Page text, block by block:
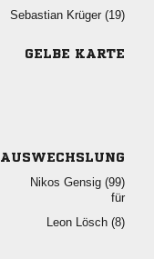
  
GELBE KARTE
AUSWECHSLUNG
  
für
  